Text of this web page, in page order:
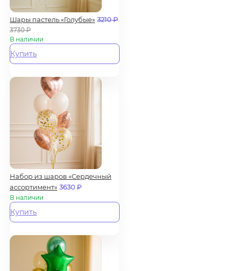
Шары пастель «Голубые» 3210₽
3730₽
В наличии
Купить
Набор из шаров «Сердечный
ассортимент» 3630₽
В наличии
Купить